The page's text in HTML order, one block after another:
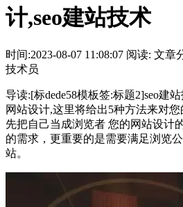
计,seo建站技术
时间:2023-08-07 11:08:07 阅读: 文章
技术员
导读:[标dede58模板签:标题2]seo建
网站设计,这里将给出5种方法来对
先把自己当成浏览者 您的网站设计
的需求，更重要的是需要满足浏览
站。